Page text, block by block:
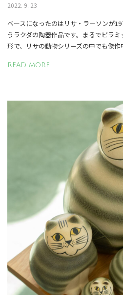
2022. 9. 23
ベースになったのはリサ・ラーソンが
うラクダの陶器作品です。まるでピラ
形で、リサの動物シリーズの中でも傑
READ MORE